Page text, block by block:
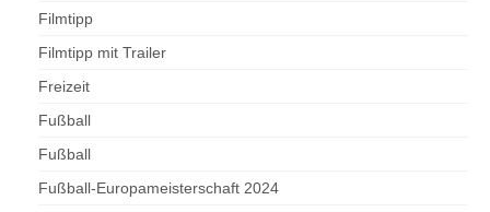
Filmtipp
Filmtipp mit Trailer
Freizeit
Fußball
Fußball
Fußball-Europameisterschaft 2024